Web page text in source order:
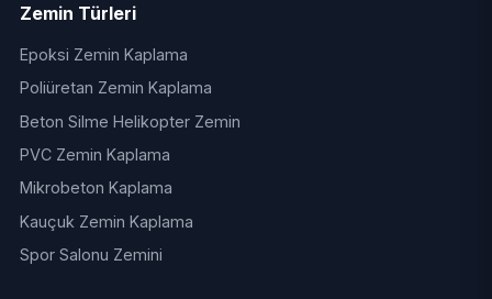
Zemin Türleri
Epoksi Zemin Kaplama
Poliüretan Zemin Kaplama
Beton Silme Helikopter Zemin
PVC Zemin Kaplama
Mikrobeton Kaplama
Kauçuk Zemin Kaplama
Spor Salonu Zemini